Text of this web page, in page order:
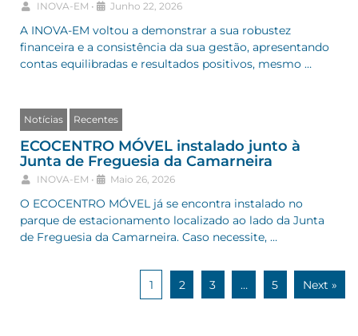
INOVA-EM • Junho 22, 2026
A INOVA-EM voltou a demonstrar a sua robustez
financeira e a consistência da sua gestão, apresentando
contas equilibradas e resultados positivos, mesmo …
Notícias Recentes
ECOCENTRO MÓVEL instalado junto à
Junta de Freguesia da Camarneira
INOVA-EM • Maio 26, 2026
O ECOCENTRO MÓVEL já se encontra instalado no
parque de estacionamento localizado ao lado da Junta
de Freguesia da Camarneira. Caso necessite, …
1 2 3 … 5 Next »